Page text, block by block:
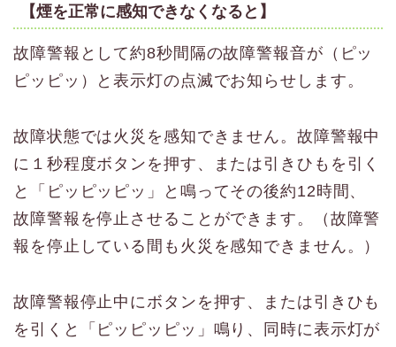
【煙を正常に感知できなくなると】
故障警報として約8秒間隔の故障警報音が（ピッ
ピッピッ）と表示灯の点滅でお知らせします。
故障状態では火災を感知できません。故障警報中
に１秒程度ボタンを押す、または引きひもを引く
と「ピッピッピッ」と鳴ってその後約12時間、
故障警報を停止させることができます。（故障警
報を停止している間も火災を感知できません。）
故障警報停止中にボタンを押す、または引きひも
を引くと「ピッピッピッ」鳴り、同時に表示灯が